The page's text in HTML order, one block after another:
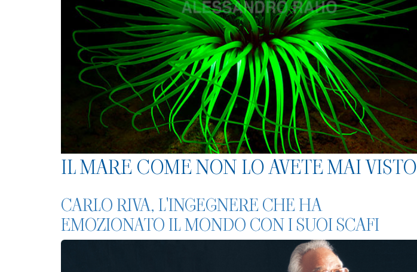
IL MARE COME NON LO AVETE MAI VISTO
CARLO RIVA, L'INGEGNERE CHE HA
EMOZIONATO IL MONDO CON I SUOI SCAFI